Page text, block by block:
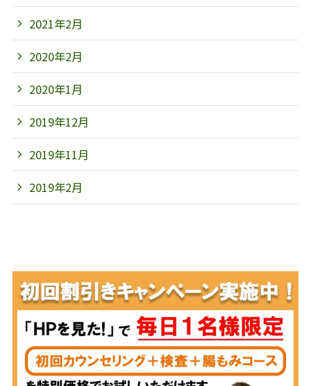
2021年2月
2020年2月
2020年1月
2019年12月
2019年11月
2019年2月